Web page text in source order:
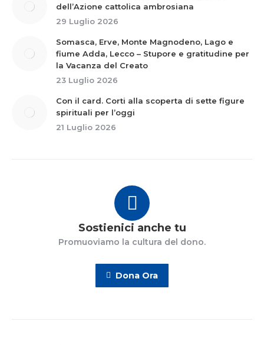
dell’Azione cattolica ambrosiana
29 Luglio 2026
Somasca, Erve, Monte Magnodeno, Lago e
fiume Adda, Lecco – Stupore e gratitudine per
la Vacanza del Creato
23 Luglio 2026
Con il card. Corti alla scoperta di sette figure
spirituali per l’oggi
21 Luglio 2026
Sostienici anche tu
Promuoviamo la cultura del dono.
Dona Ora